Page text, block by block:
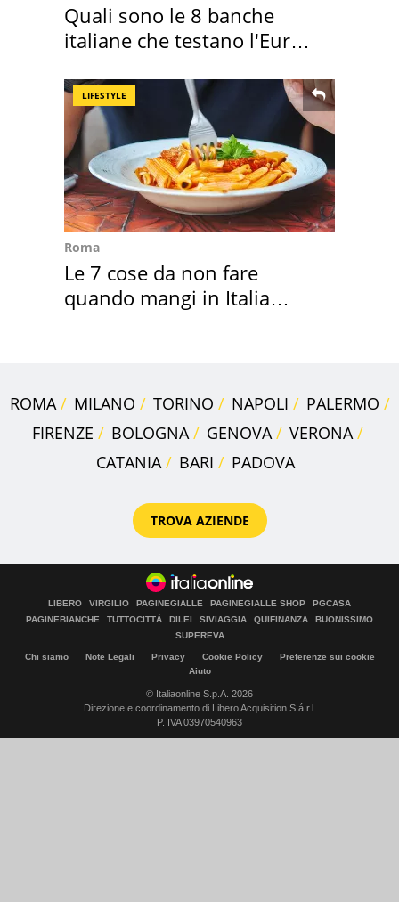
Quali sono le 8 banche
italiane che testano l'Euro
LIFESTYLE
Roma
Le 7 cose da non fare
quando mangi in Italia
ROMA MILANO TORINO NAPOLI
PALERMO
FIRENZE
BOLOGNA GENOVA
VERONA
CATANIA
BARI PADOVA
TROVA AZIENDE
LIBERO VIRGILIO PAGINEGIALLE PAGINEGIALLE SHOP
PGCASA
PAGINEBIANCHE
TUTTOCITTÀ DILEI SIVIAGGIA QUIFINANZA
BUONISSIMO
SUPEREVA
Chi siamo Note Legali Privacy Cookie Policy
Preferenze sui cookie
Aiuto
© Italiaonline S.p.A. 2026
Direzione e coordinamento di Libero Acquisition S.á r.l.
P. IVA 03970540963